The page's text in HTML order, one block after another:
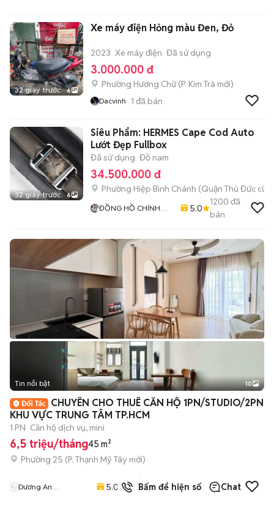
32 giây trước 6
Xe máy điện Hỏng màu Đen, Đỏ
2023 Xe máy điện Đã sử dụng
3.000.000 đ
Phường Hương Chữ(P. Kim Trà mới)
Dacvinh 1 đã bán
32 giây trước 6
Siêu Phẩm: HERMES Cape Cod Auto
Lướt Đẹp Fullbox
Đã sử dụng Đồ nam
34.500.000 đ
Phường Hiệp Bình Chánh (Quận Thủ Đức cũ)
ĐỒNG HỒ CHÍNH
5.0
1200 đã
bán
+2
Tin nổi bật 10
CHUYÊN CHO THUÊ CĂN HỘ 1PN/STUDIO/2PN
KHU VỰC TRUNG TÂM TP.HCM
1 PN Căn hộ dịch vụ, mini
6,5 triệu/tháng45 m²
Phường 25 (P. Thạnh Mỹ Tây mới)
Dương An
5.0
21
đã
bán
Bấm để hiện số Chat